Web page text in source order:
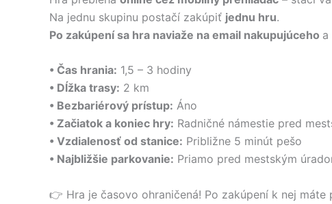
Na jednu skupinu postačí zakúpiť jednu hru.
Po zakúpení sa hra naviaže na email nakupujúceho a
• Čas hrania: 1,5 – 3 hodiny
• Dĺžka trasy: 2 km
• Bezbariérový prístup: Áno
• Začiatok a koniec hry: Radničné námestie pred
• Vzdialenosť od stanice: Približne 5 minút pešo
• Najbližšie parkovanie: Priamo pred mestským
👉 Hra je časovo ohraničená! Po zakúpení k nej máte